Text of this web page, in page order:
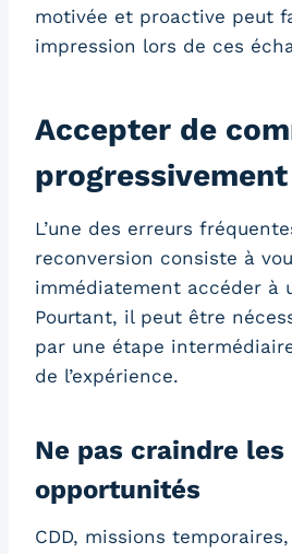
motivée et proactive peut
impression lors de ces
Accepter de
progressivement
L’une des erreurs
reconversion consiste à
immédiatement accéder à
Pourtant, il peut être
par une étape
de l’expérience.
Ne pas craindre
opportunités
CDD, missions